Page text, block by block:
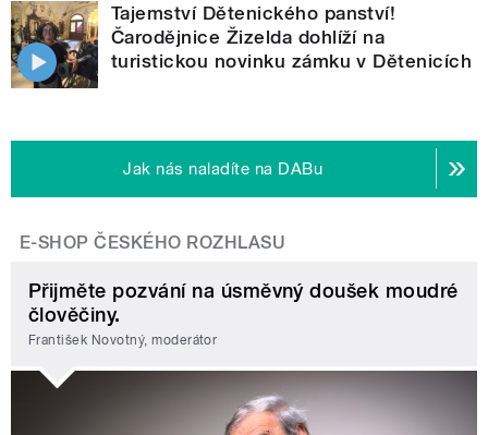
Tajemství Dětenického panství!
Čarodějnice Žizelda dohlíží na
turistickou novinku zámku v Dětenicích
Jak nás naladíte na DABu
E-SHOP ČESKÉHO ROZHLASU
Přijměte pozvání na úsměvný doušek moudré
člověčiny.
František Novotný, moderátor